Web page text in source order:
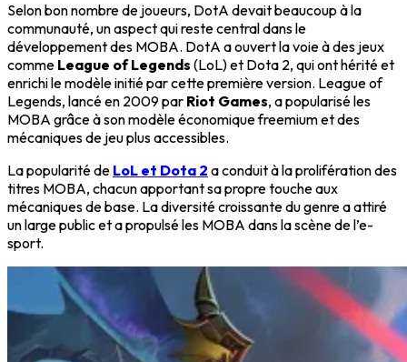
Selon bon nombre de joueurs, DotA devait beaucoup à la
communauté, un aspect qui reste central dans le
développement des MOBA. DotA a ouvert la voie à des jeux
comme League of Legends (LoL) et Dota 2, qui ont hérité et
enrichi le modèle initié par cette première version. League of
Legends, lancé en 2009 par Riot Games, a popularisé les
MOBA grâce à son modèle économique freemium et des
mécaniques de jeu plus accessibles.
La popularité de LoL et Dota 2 a conduit à la prolifération des
titres MOBA, chacun apportant sa propre touche aux
mécaniques de base. La diversité croissante du genre a attiré
un large public et a propulsé les MOBA dans la scène de l’e-
sport.